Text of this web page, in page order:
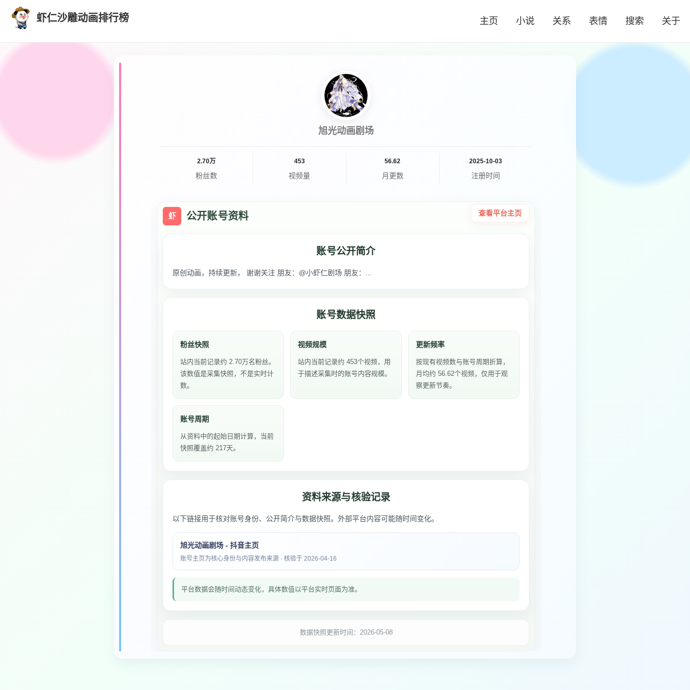
虾仁沙雕动画排行榜 主页 小说 关系 表情 搜索 关于
旭光动画剧场
2.70万
粉丝数
453
视频量
56.62
月更数
2025-10-03
注册时间
虾 公开账号资料 查看平台主页
账号公开简介
原创动画，持续更新， 谢谢关注 朋友：@小虾仁剧场 朋友：...
账号数据快照
粉丝快照
站内当前记录约 2.70万名粉丝。
该数值是采集快照，不是实时计
数。
视频规模
站内当前记录约 453个视频，用
于描述采集时的账号内容规模。
更新频率
按现有视频数与账号周期折算，
月均约 56.62个视频，仅用于观
察更新节奏。
账号周期
从资料中的起始日期计算，当前
快照覆盖约 217天。
资料来源与核验记录
以下链接用于核对账号身份、公开简介与数据快照。外部平台内容可能随时间变化。
旭光动画剧场 - 抖音主页
账号主页为核心身份与内容发布来源 · 核验于 2026-04-16
平台数据会随时间动态变化，具体数值以平台实时页面为准。
数据快照更新时间：2026-05-08